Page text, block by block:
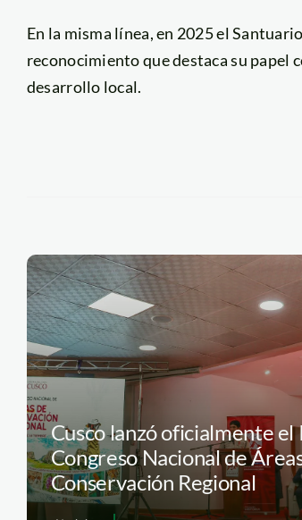
En la misma línea, en 2025 el
reconocimiento que destaca su
desarrollo local.
Cusco lanzó oficialmente el
Congreso Nacional de
Conservación Regional